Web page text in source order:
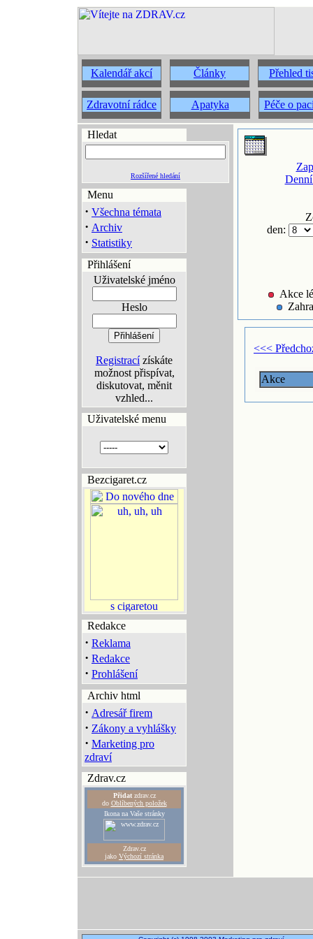
Kalendář akcí Články Přehled
Zdravotní rádce Apatyka Péče o
Hledat
Rozšířené hledání
Menu
· Všechna témata
· Archiv
· Statistiky
Přihlášení
Uživatelské jméno
Heslo
Registracízískáte
možnost přispívat,
diskutovat, měnit
vzhled...
Uživatelské menu
Bezcigaret.cz
Redakce
· Reklama
· Redakce
· Prohlášení
Archiv html
· Adresář firem
· Zákony a vyhlášky
· Marketing pro
zdraví
Zdrav.cz
Přidatzdrav.cz
do Oblíbených položek
Ikona na Vaše stránky
Zdrav.cz
jako Výchozí stránka
den:
Akce
<<<
Akce